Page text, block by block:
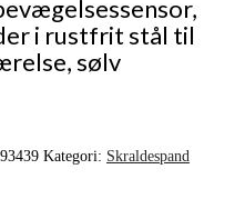
i rustfrit stål til
sølv
Kategori: Skraldespand